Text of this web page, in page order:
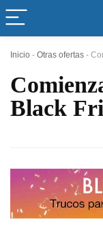
Inicio - Otras ofertas -
Black